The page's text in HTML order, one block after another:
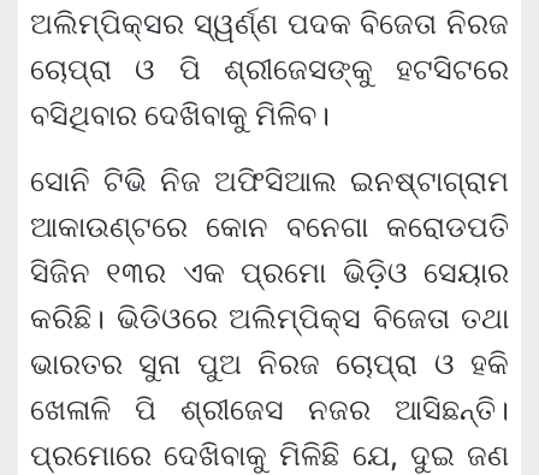
ଅଲିମ୍ପିକ୍ସର ସ୍ୱର୍ଣ୍ଣ ପଦକ ବିଜେତା ନିରଜ
ଚୋପ୍ରା ଓ ପି ଶ୍ରୀଜେସଙ୍କୁ ହଟସିଟରେ
ବସିଥିବାର ଦେଖିବାକୁ ମିଳିବ।
ସୋନି ଟିଭି ନିଜ ଅଫିସିଆଲ ଇନଷ୍ଟାଗ୍ରାମ
ଆକାଉଣ୍ଟରେ କୋନ ବନେଗା କରୋଡପତି
ସିଜିନ ୧୩ର ଏକ ପ୍ରମୋ ଭିଡ଼ିଓ ସେୟାର
କରିଛି। ଭିଡିଓରେ ଅଲିମ୍ପିକ୍ସ ବିଜେତା ତଥା
ଭାରତର ସୁନା ପୁଅ ନିରଜ ଚୋପ୍ରା ଓ ହକି
ଖେଳାଳି ପି ଶ୍ରୀଜେସ ନଜର ଆସିଛନ୍ତି।
ପ୍ରମୋରେ ଦେଖିବାକୁ ମିଳିଛି ଯେ, ଦୁଇ ଜଣ